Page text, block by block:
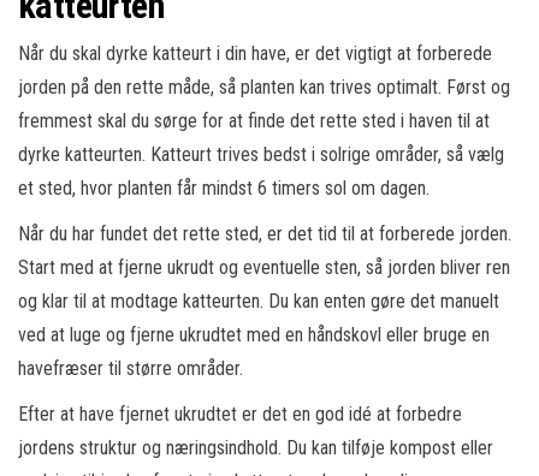
Når du skal dyrke katteurt i din have, er det vigtigt at forberede
jorden på den rette måde, så planten kan trives optimalt. Først og
fremmest skal du sørge for at finde det rette sted i haven til at
dyrke katteurten. Katteurt trives bedst i solrige områder, så vælg
et sted, hvor planten får mindst 6 timers sol om dagen.
Når du har fundet det rette sted, er det tid til at forberede jorden.
Start med at fjerne ukrudt og eventuelle sten, så jorden bliver ren
og klar til at modtage katteurten. Du kan enten gøre det manuelt
ved at luge og fjerne ukrudtet med en håndskovl eller bruge en
havefræser til større områder.
Efter at have fjernet ukrudtet er det en god idé at forbedre
jordens struktur og næringsindhold. Du kan tilføje kompost eller